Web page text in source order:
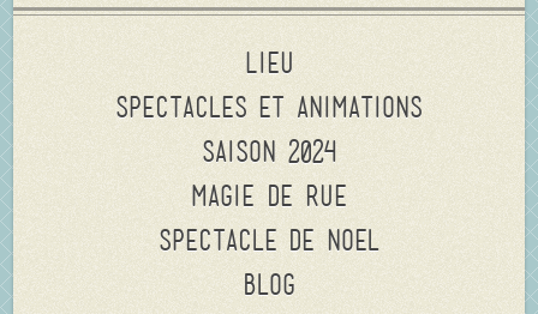
Lieu
Spectacles et animations
Saison 2024
Magie de rue
Spectacle de Noel
Blog